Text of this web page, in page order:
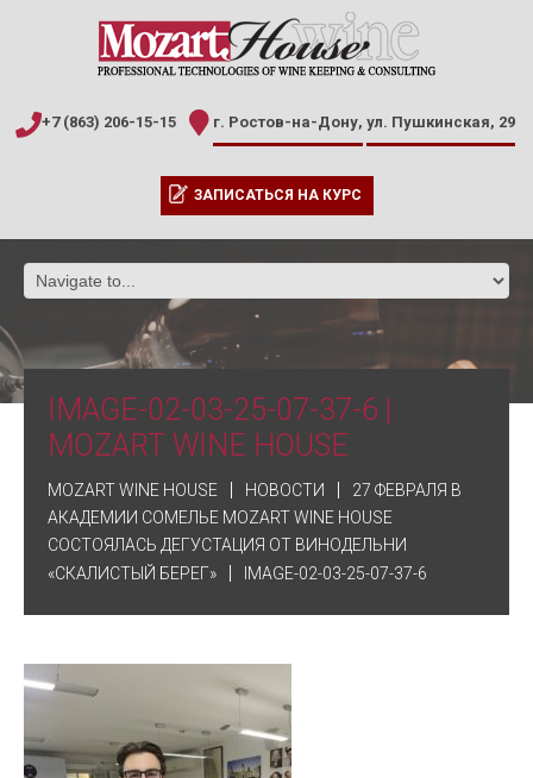
+7 (863) 206-15-15 г. Ростов-на-Дону, ул. Пушкинская, 29
ЗАПИСАТЬСЯ НА КУРС
IMAGE-02-03-25-07-37-6 |
MOZART WINE HOUSE
MOZART WINE HOUSE НОВОСТИ
27 ФЕВРАЛЯ В
АКАДЕМИИ СОМЕЛЬЕ MOZART WINE HOUSE
СОСТОЯЛАСЬ ДЕГУСТАЦИЯ ОТ ВИНОДЕЛЬНИ
«СКАЛИСТЫЙ БЕРЕГ»
IMAGE-02-03-25-07-37-6